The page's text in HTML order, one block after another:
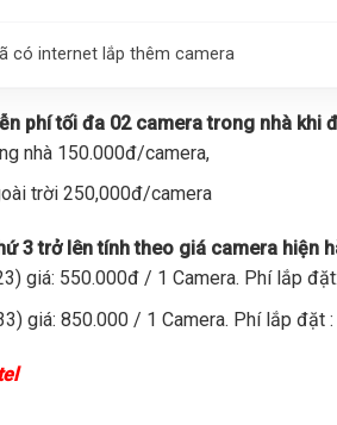
có internet lắp thêm camera
phí tối đa 02 camera trong nhà khi
nhà 150.000đ/camera,
trời 250,000đ/camera
3 trở lên tính theo giá camera hiện
giá: 550.000đ / 1 Camera. Phí lắp
giá: 850.000 / 1 Camera. Phí lắp đặt